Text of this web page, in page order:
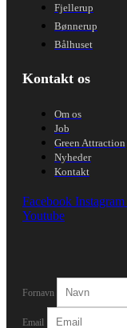
Fjellerup
Bønnerup
Bålhuset
Kontakt os
Om os
Job
Green Attraction
Nyheder
Kontakt
Facebook Instagram
Youtube
Fornavn
Email